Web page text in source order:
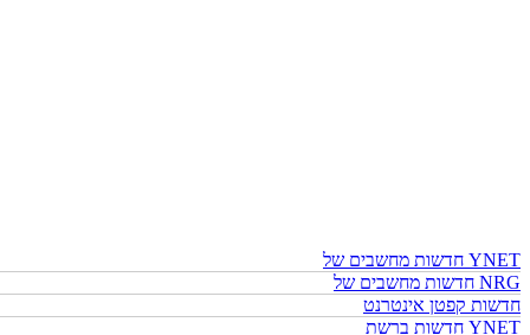
חדשות מחשבים של YNET
חדשות מחשבים של NRG
חדשות קפטן אינטרנט
חדשות ברשת YNET